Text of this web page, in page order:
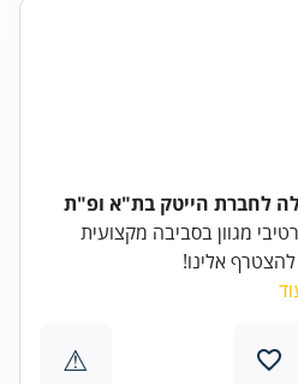
לחברת הייטק בת"א ופ"ת
מגוון בסביבה מקצועית
אלינו!
⚠